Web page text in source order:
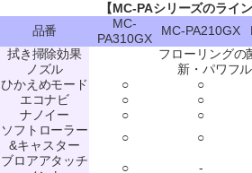
【MC-PAシリーズのライ
品番
MC-
PA310GX
MC-PA210GX
拭き掃除効果
フローリングの
ノズル
新・パワフ
ひかえめモード
○ ○
エコナビ
○ ○
ナノイー
○ ○
ソフトローラー
&キャスター
○ ○
ブロアアタッチ
○ -